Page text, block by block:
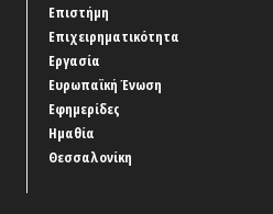
Επιστήμη
Επιχειρηματικότητα
Εργασία
Ευρωπαϊκή Ένωση
Εφημερίδες
Ημαθία
Θεσσαλονίκη